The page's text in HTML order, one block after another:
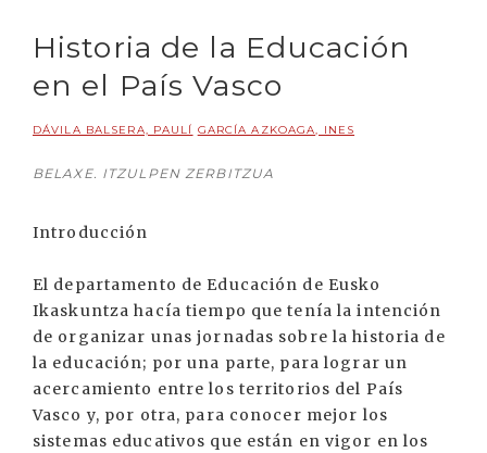
Historia de la Educación
en el País Vasco
DÁVILA BALSERA, PAULÍ GARCÍA AZKOAGA, INES
BELAXE. ITZULPEN ZERBITZUA
Introducción
El departamento de Educación de Eusko
Ikaskuntza hacía tiempo que tenía la intención
de organizar unas jornadas sobre la historia de
la educación; por una parte, para lograr un
acercamiento entre los territorios del País
Vasco y, por otra, para conocer mejor los
sistemas educativos que están en vigor en los